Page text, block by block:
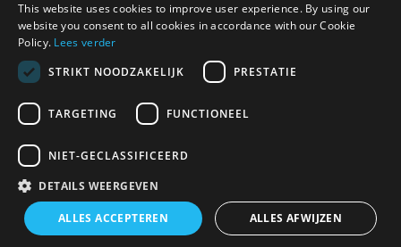
FRENCH
This website uses cookies to improve user experience. By using our
website you consent to all cookies in accordance with our Cookie
Policy. Lees verder
STRIKT NOODZAKELIJK
PRESTATIE
TARGETING FUNCTIONEEL
NIET-GECLASSIFICEERD
DETAILS WEERGEVEN
ALLES ACCEPTEREN ALLES AFWIJZEN